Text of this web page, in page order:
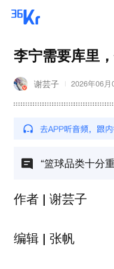
李宁需要库里
谢芸子 2026年06
“篮球品类十分
作者 | 谢芸子
编辑 | 张帆